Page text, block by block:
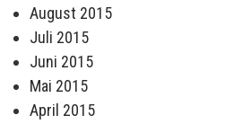
August 2015
Juli 2015
Juni 2015
Mai 2015
April 2015